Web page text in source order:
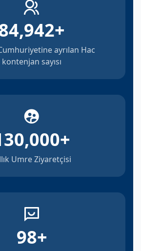
+
ayrılan Hac
kontenjan sayısı
+
Umre Ziyaretçisi
98+